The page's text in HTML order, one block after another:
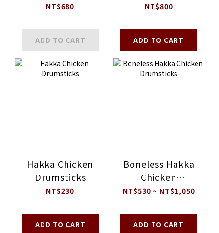
NT$680
ADD TO CART
NT$800
ADD TO CART
Hakka Chicken
Drumsticks
NT$230
ADD TO CART
Boneless Hakka
Chicken
Drumsticks
NT$530 ~ NT$1,050
ADD TO CART